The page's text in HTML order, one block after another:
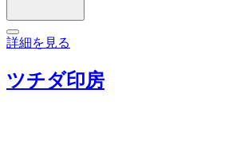
詳細を見る
ツチダ印房